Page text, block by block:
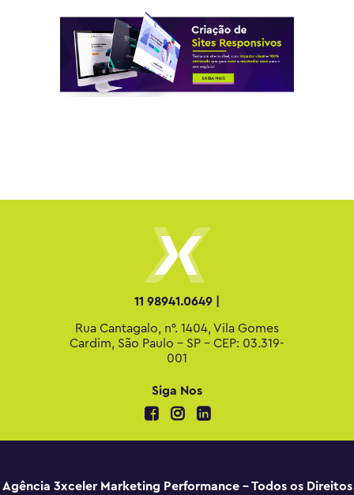
11 98941.0649 |
Rua Cantagalo, n°. 1404, Vila Gomes
Cardim, São Paulo - SP - CEP: 03.319-
001
Siga Nos
Agência 3xceler Marketing Performance - Todos os Direitos